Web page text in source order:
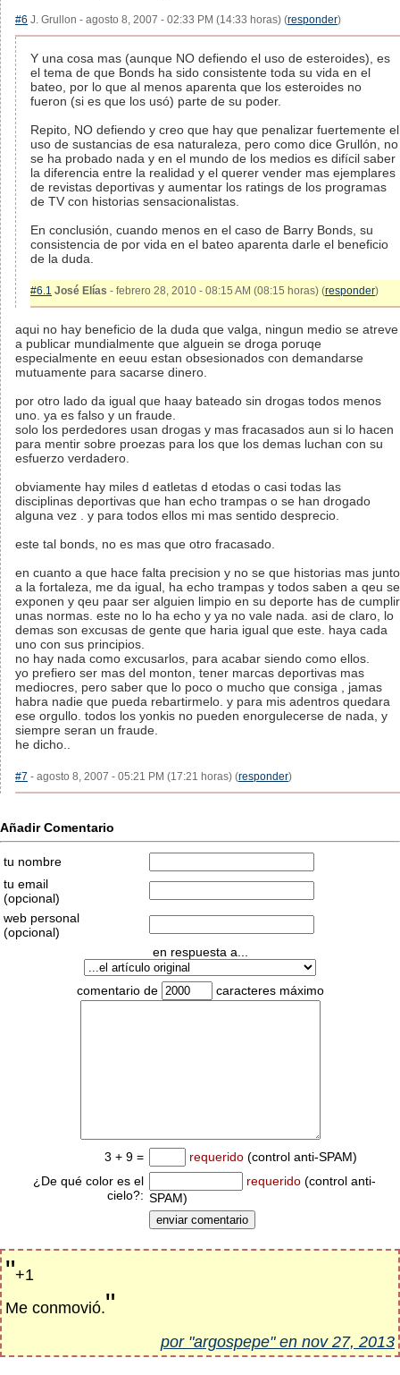
#6 J. Grullon - agosto 8, 2007 - 02:33 PM (14:33 horas) (responder)
Y una cosa mas (aunque NO defiendo el uso de esteroides), es
el tema de que Bonds ha sido consistente toda su vida en el
bateo, por lo que al menos aparenta que los esteroides no
fueron (si es que los usó) parte de su poder.
Repito, NO defiendo y creo que hay que penalizar fuertemente el
uso de sustancias de esa naturaleza, pero como dice Grullón, no
se ha probado nada y en el mundo de los medios es difícil saber
la diferencia entre la realidad y el querer vender mas ejemplares
de revistas deportivas y aumentar los ratings de los programas
de TV con historias sensacionalistas.
En conclusión, cuando menos en el caso de Barry Bonds, su
consistencia de por vida en el bateo aparenta darle el beneficio
de la duda.
#6.1 José Elías - febrero 28, 2010 - 08:15 AM (08:15 horas) (responder)
aqui no hay beneficio de la duda que valga, ningun medio se atreve
a publicar mundialmente que alguein se droga poruqe
especialmente en eeuu estan obsesionados con demandarse
mutuamente para sacarse dinero.
por otro lado da igual que haay bateado sin drogas todos menos
uno. ya es falso y un fraude.
solo los perdedores usan drogas y mas fracasados aun si lo hacen
para mentir sobre proezas para los que los demas luchan con su
esfuerzo verdadero.
obviamente hay miles d eatletas d etodas o casi todas las
disciplinas deportivas que han echo trampas o se han drogado
alguna vez . y para todos ellos mi mas sentido desprecio.
este tal bonds, no es mas que otro fracasado.
en cuanto a que hace falta precision y no se que historias mas junto
a la fortaleza, me da igual, ha echo trampas y todos saben a qeu se
exponen y qeu paar ser alguien limpio en su deporte has de cumplir
unas normas. este no lo ha echo y ya no vale nada. asi de claro, lo
demas son excusas de gente que haria igual que este. haya cada
uno con sus principios.
no hay nada como excusarlos, para acabar siendo como ellos.
yo prefiero ser mas del monton, tener marcas deportivas mas
mediocres, pero saber que lo poco o mucho que consiga , jamas
habra nadie que pueda rebartirmelo. y para mis adentros quedara
ese orgullo. todos los yonkis no pueden enorgulecerse de nada, y
siempre seran un fraude.
he dicho..
#7 - agosto 8, 2007 - 05:21 PM (17:21 horas) (responder)
Añadir Comentario
tu nombre
tu email
(opcional)
web personal
(opcional)
en respuesta a...
comentario de caracteres máximo
3 + 9 = requerido (control anti-SPAM)
¿De qué color es el
cielo?:
requerido (control anti-
SPAM)
"+1
Me conmovió."
por "argospepe" en nov 27, 2013